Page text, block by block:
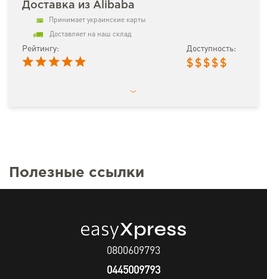
Доставка из Alibaba
Принимает украинские карты
Доставляет на наш склад
Рейтингу: Доступность:
$ $ $ $ $
Полезные ссылки
0800609793
0445009793